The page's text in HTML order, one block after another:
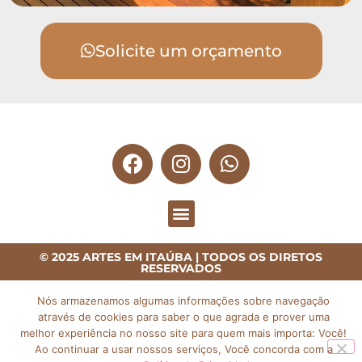
Solicite um orçamento
© 2025 ARTES EM ITAÚBA | TODOS OS DIRETOS
RESERVADOS
Nós armazenamos algumas informações sobre navegação
através de cookies para saber o que agrada e prover uma
melhor experiência no nosso site para quem mais importa: Você!
Ao continuar a usar nossos serviços, Você concorda com a